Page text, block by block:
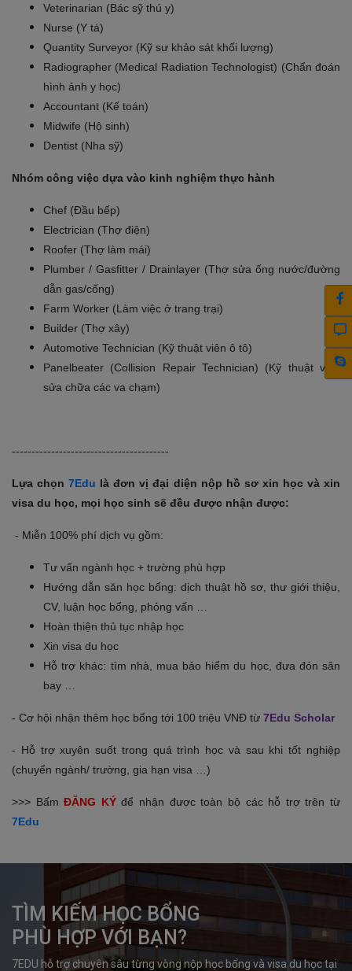
Veterinarian (Bác sỹ thú y)
Nurse (Y tá)
Quantity Surveyor (Kỹ sư khảo sát khối lượng)
Radiographer (Medical Radiation Technologist) (Chẩn đoán
hình ảnh y học)
Accountant (Kế toán)
Midwife (Hộ sinh)
Dentist (Nha sỹ)
Nhóm công việc dựa vào kinh nghiệm thực hành
Chef (Đầu bếp)
Electrician (Thợ điện)
Roofer (Thợ làm mái)
Plumber / Gasfitter / Drainlayer (Thợ sửa ống nước/đường
dẫn gas/cống)
Farm Worker (Làm việc ở trang trại)
Builder (Thợ xây)
Automotive Technician (Kỹ thuật viên ô tô)
Panelbeater (Collision Repair Technician) (Kỹ thuật viên
sửa chữa các va chạm)
----------------------------------------
Lựa chọn7Edu là đơn vị đại diện nộp hồ sơ xin học và xin
visa du học, mọi học sinh sẽ đều được nhận được:
- Miễn 100% phí dịch vụ gồm:
Tư vấn ngành học + trường phù hợp
Hướng dẫn săn học bổng: dịch thuật hồ sơ, thư giới thiệu,
CV, luận học bổng, phỏng vấn …
Hoàn thiện thủ tục nhập học
Xin visa du học
Hỗ trợ khác: tìm nhà, mua bảo hiểm du học, đưa đón sân
bay …
- Cơ hội nhận thêm học bổng tới 100 triệu VNĐ từ 7Edu Scholar
- Hỗ trợ xuyên suốt trong quá trình học và sau khi tốt nghiệp
(chuyển ngành/ trường, gia hạn visa …)
>>> BấmĐĂNG KÝđể nhận được toàn bộ các hỗ trợ trên từ
7Edu
TÌM KIẾM HỌC BỔNG
PHÙ HỢP VỚI BẠN?
7EDU hỗ trợ chuyên sâu từng vòng nộp học bổng và visa du học tại